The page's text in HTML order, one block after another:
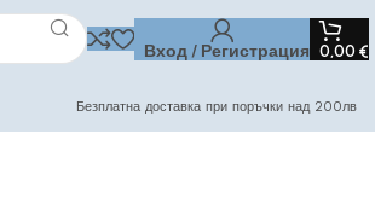
Вход / Регистрация 0,00 €
Безплатна доставка при поръчки над 200лв